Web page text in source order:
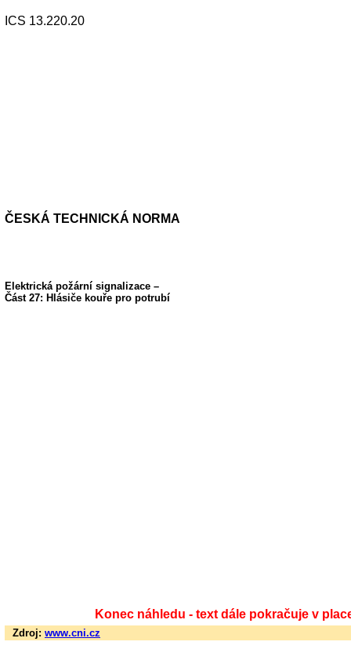
ICS 13.220.20
ČESKÁ TECHNICKÁ NORMA
Elektrická požární signalizace –
Část 27: Hlásiče kouře pro potrubí
Konec náhledu - text dále pokračuje v
Zdroj: www.cni.cz